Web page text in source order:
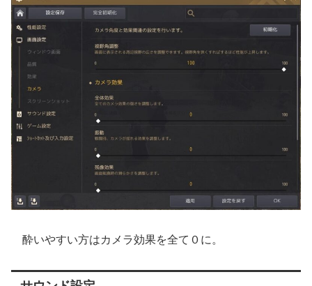
酔いやすい方はカメラ効果を全て０に。